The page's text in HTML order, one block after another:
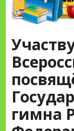
гимна